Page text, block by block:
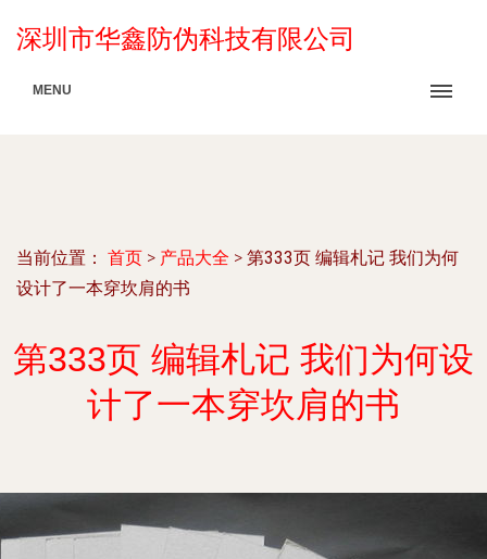
深圳市华鑫防伪科技有限公司
MENU
当前位置： 首页 > 产品大全 > 第333页 编辑札记 我们为何
设计了一本穿坎肩的书
第333页 编辑札记 我们为何设
计了一本穿坎肩的书